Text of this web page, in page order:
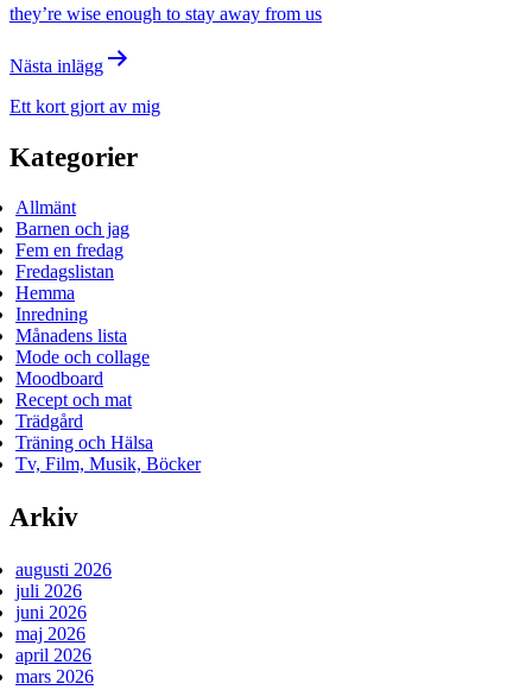
they’re wise enough to stay away from us
Nästa inlägg
Ett kort gjort av mig
Kategorier
Allmänt
Barnen och jag
Fem en fredag
Fredagslistan
Hemma
Inredning
Månadens lista
Mode och collage
Moodboard
Recept och mat
Trädgård
Träning och Hälsa
Tv, Film, Musik, Böcker
Arkiv
augusti 2026
juli 2026
juni 2026
maj 2026
april 2026
mars 2026